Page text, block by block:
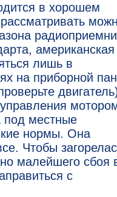
в хорошем
американская
лишь в
на приборной
под местные
нормы. Она
Чтобы
малейшего сбоя
с